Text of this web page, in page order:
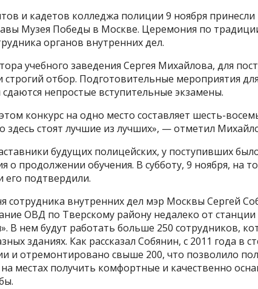
и кадетов колледжа полиции 9 ноября
Музея Победы в Москве. Церемония по
органов внутренних дел.
учебного заведения Сергея Михайлова, для
строгий отбор. Подготовительные мероприятия
непростые вступительные экзамены.
конкурс на одно место составляет шесть-
здесь стоят лучшие из лучших», — отметил
будущих полицейских, у поступивших
о продолжении обучения. В субботу, 9 ноября, на
его подтвердили.
сотрудника внутренних дел мэр Москвы Сергей
ОВД по Тверскому району недалеко от
В нем будут работать больше 250 сотрудников,
зданиях. Как рассказал Собянин, с 2011 года в
и отремонтировано свыше 200, что позволило
местах получить комфортные и качественно